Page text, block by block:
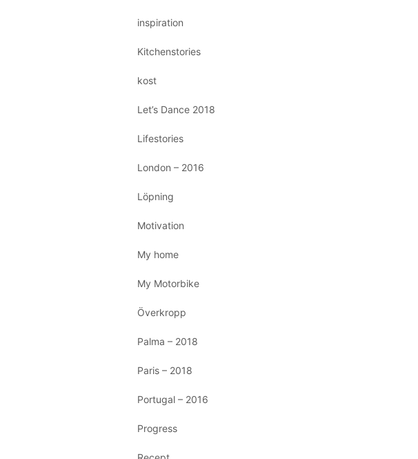
inspiration
Kitchenstories
kost
Let’s Dance 2018
Lifestories
London – 2016
Löpning
Motivation
My home
My Motorbike
Överkropp
Palma – 2018
Paris – 2018
Portugal – 2016
Progress